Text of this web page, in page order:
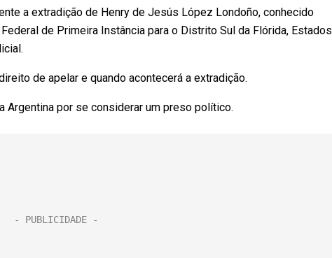
a extradição de Henry de Jesús López Londoño, conhecido
Federal de Primeira Instância para o Distrito Sul da Flórida, Estados
de apelar e quando acontecerá a extradição.
Argentina por se considerar um preso político.